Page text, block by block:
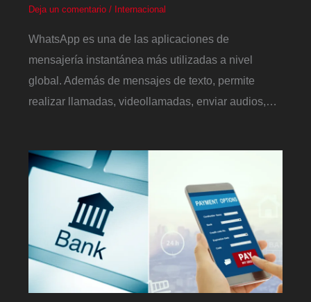
Deja un comentario / Internacional
WhatsApp es una de las aplicaciones de
mensajería instantánea más utilizadas a nivel
global. Además de mensajes de texto, permite
realizar llamadas, videollamadas, enviar audios,…